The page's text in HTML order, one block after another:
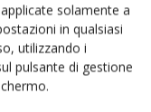
solamente a
in qualsiasi
utilizzando i
pulsante di gestione
questo browser per i